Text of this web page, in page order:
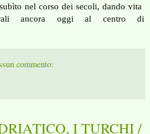
nel corso dei secoli, dando vita
ancora oggi al centro di
commento:
I TURCHI /